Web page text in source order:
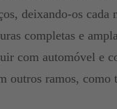
deixando-os
completas e
com automóvel e
outros ramos, como